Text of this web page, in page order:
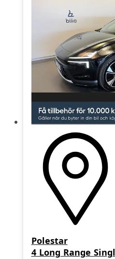
Polestar
4 Long Range